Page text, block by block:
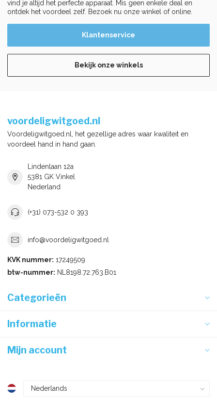
vind je altijd het perfecte apparaat. Mis geen enkele deal en
ontdek het voordeel zelf. Bezoek nu onze winkel of online.
Klantenservice
Bekijk onze winkels
voordeligwitgoed.nl
Voordeligwitgoed.nl, het gezellige adres waar kwaliteit en
voordeel hand in hand gaan.
Lindenlaan 12a
5381 GK Vinkel
Nederland
(+31) 073-532 0 393
info@voordeligwitgoed.nl
KVK nummer: 17249509
btw-nummer: NL8198.72.763.B01
Categorieën
Informatie
Mijn account